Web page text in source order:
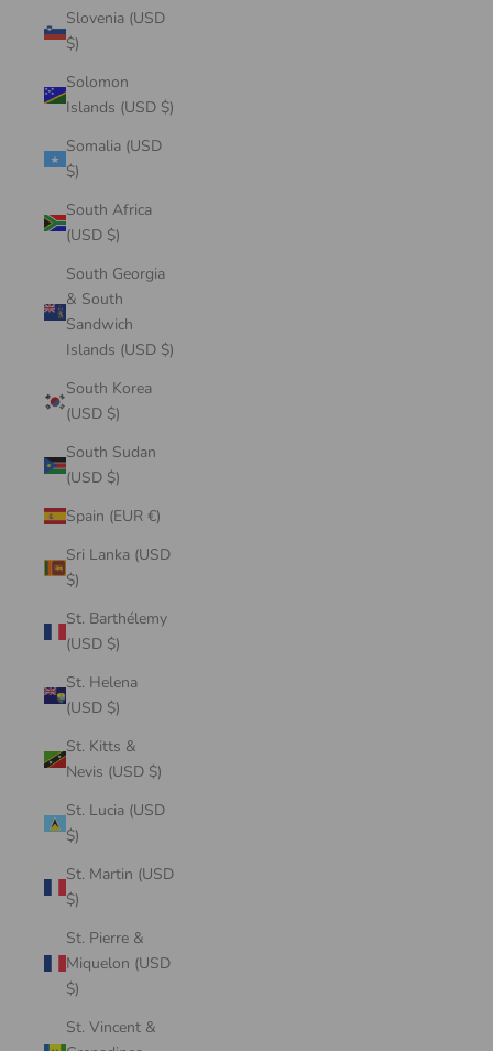
Slovenia (USD
$)
Solomon
Islands (USD $)
Somalia (USD
$)
South Africa
(USD $)
South Georgia
& South
Sandwich
Islands (USD $)
South Korea
(USD $)
South Sudan
(USD $)
Spain (EUR €)
Sri Lanka (USD
$)
St. Barthélemy
(USD $)
St. Helena
(USD $)
St. Kitts &
Nevis (USD $)
St. Lucia (USD
$)
St. Martin (USD
$)
St. Pierre &
Miquelon (USD
$)
St. Vincent &